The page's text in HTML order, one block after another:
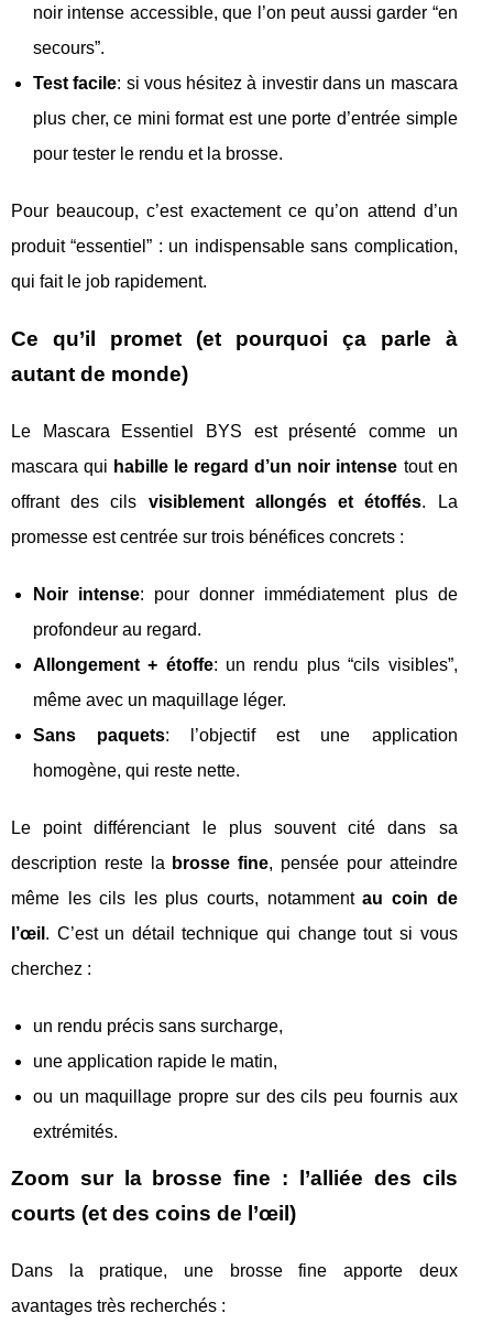
noir intense accessible, que l’on peut aussi garder “en
secours”.
Test facile: si vous hésitez à investir dans un mascara
plus cher, ce mini format est une porte d’entrée simple
pour tester le rendu et la brosse.
Pour beaucoup, c’est exactement ce qu’on attend d’un
produit “essentiel” : un indispensable sans complication,
qui fait le job rapidement.
Ce qu’il promet (et pourquoi ça parle à
autant de monde)
Le Mascara Essentiel BYS est présenté comme un
mascara qui habille le regard d’un noir intense tout en
offrant des cils visiblement allongés et étoffés. La
promesse est centrée sur trois bénéfices concrets :
Noir intense: pour donner immédiatement plus de
profondeur au regard.
Allongement + étoffe: un rendu plus “cils visibles”,
même avec un maquillage léger.
Sans paquets: l’objectif est une application
homogène, qui reste nette.
Le point différenciant le plus souvent cité dans sa
description reste la brosse fine, pensée pour atteindre
même les cils les plus courts, notammentau coin de
l’œil . C’est un détail technique qui change tout si vous
cherchez :
un rendu précis sans surcharge,
une application rapide le matin,
ou un maquillage propre sur des cils peu fournis aux
extrémités.
Zoom sur la brosse fine : l’alliée des cils
courts (et des coins de l’œil)
Dans la pratique, une brosse fine apporte deux
avantages très recherchés :